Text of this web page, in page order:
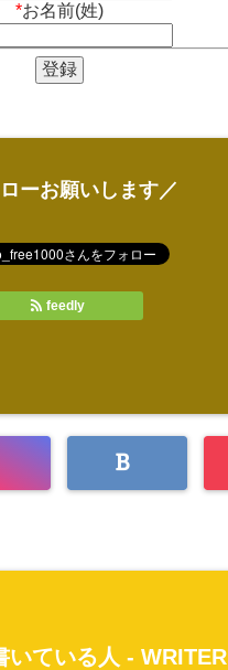
*お名前(姓)
ーお願いします／
feedly
いている人 - WRITER